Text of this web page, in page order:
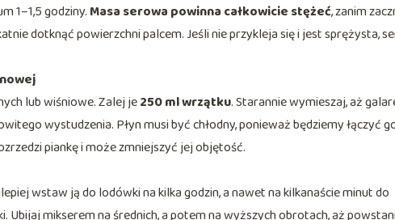
1–1,5 godziny. Masa serowa powinna całkowicie stężeć, zanim
dotknąć powierzchni palcem. Jeśli nie przykleja się i jest sprężysta,
lub wiśniowe. Zalej je250 ml wrzątku. Starannie wymieszaj, aż
wystudzenia. Płyn musi być chłodny, ponieważ będziemy łączyć
piankę i może zmniejszyć jej objętość.
wstaw ją do lodówki na kilka godzin, a nawet na kilkanaście minut do
mikserem na średnich, a potem na wyższych obrotach, aż